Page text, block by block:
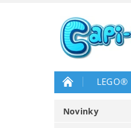
LEGO®
Novinky